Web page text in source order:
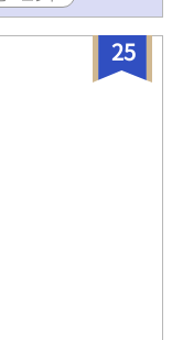
イトであることが
の全てにときめく
太。 時にはクスッ
人の成長物語。 ✦・
ふうた） 外では
男子。煌人の前で
宅がホラーハウス
でていたはず
鷹野） 風太へのモ
護すぎる幼馴染ト
25